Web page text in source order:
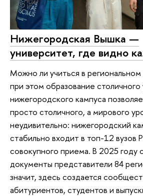
Нижегородская Вышка —
университет, где видно
Можно ли учиться в
при этом образование
нижегородского кампуса
просто столичного, а мирового
неудивительно: нижегородский
стабильно входит в топ-12 вузов
совокупного приема. В 2025 году
документы представители 84
значит, здесь создается
абитуриентов, студентов и